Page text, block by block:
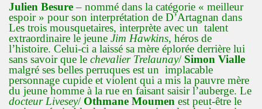
Julien Besure– nommé dans la catégorie « meilleur
espoir » pour son interprétation de D’Artagnan dans
Les trois mousquetaires, interprète avec un talent
extraordinaire le jeune Jim Hawkins, héros de
l’histoire. Celui-ci a laissé sa mère éplorée derrière lui
sans savoir que le chevalier Trelaunay/ Simon Vialle
malgré ses belles perruques est un implacable
personnage cupide et violent qui a mis la pauvre mère
du jeune homme à la rue en faisant saisir l’auberge. Le
docteur Livesey/ Othmane Moumen est peut-être le